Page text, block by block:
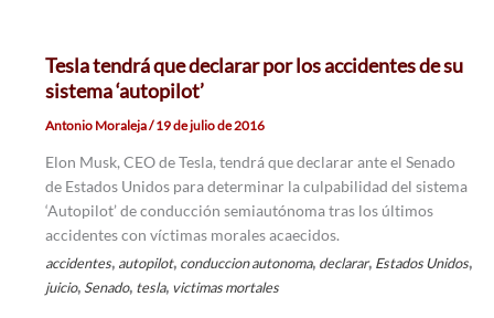
Tesla tendrá que declarar por los accidentes de su
sistema ‘autopilot’
Antonio Moraleja/19 de julio de 2016
Elon Musk, CEO de Tesla, tendrá que declarar ante el Senado
de Estados Unidos para determinar la culpabilidad del sistema
‘Autopilot’ de conducción semiautónoma tras los últimos
accidentes con víctimas morales acaecidos.
accidentes, autopilot, conduccion autonoma, declarar, Estados Unidos,
juicio, Senado, tesla, victimas mortales